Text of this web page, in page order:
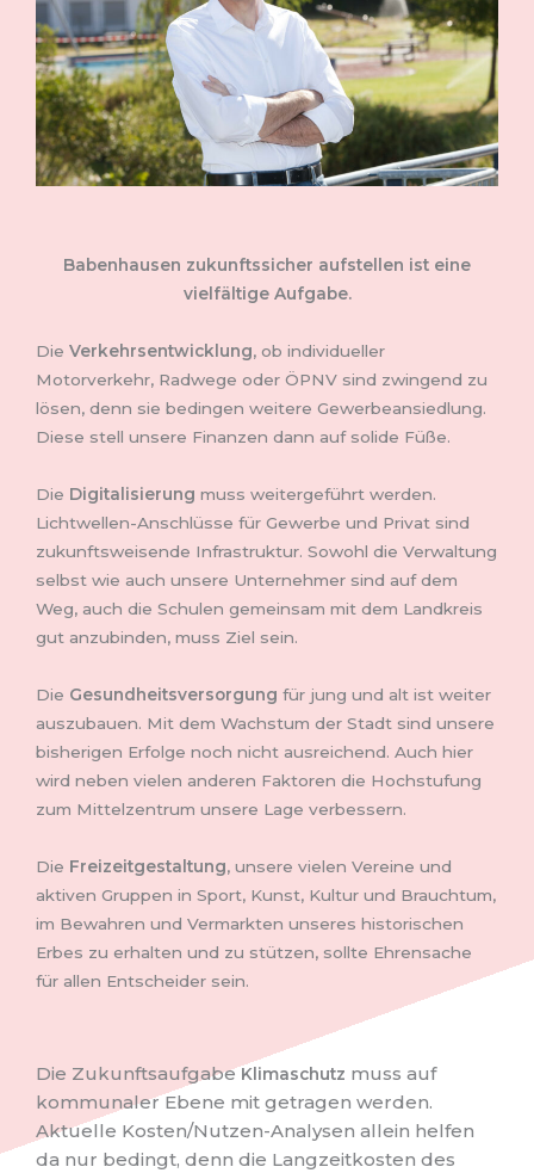
Babenhausen zukunftssicher aufstellen ist eine
vielfältige Aufgabe.
Die Verkehrsentwicklung, ob individueller
Motorverkehr, Radwege oder ÖPNV sind zwingend zu
lösen, denn sie bedingen weitere Gewerbeansiedlung.
Diese stell unsere Finanzen dann auf solide Füße.
Die Digitalisierung muss weitergeführt werden.
Lichtwellen-Anschlüsse für Gewerbe und Privat sind
zukunftsweisende Infrastruktur. Sowohl die Verwaltung
selbst wie auch unsere Unternehmer sind auf dem
Weg, auch die Schulen gemeinsam mit dem Landkreis
gut anzubinden, muss Ziel sein.
Die Gesundheitsversorgung für jung und alt ist weiter
auszubauen. Mit dem Wachstum der Stadt sind unsere
bisherigen Erfolge noch nicht ausreichend. Auch hier
wird neben vielen anderen Faktoren die Hochstufung
zum Mittelzentrum unsere Lage verbessern.
Die Freizeitgestaltung, unsere vielen Vereine und
aktiven Gruppen in Sport, Kunst, Kultur und Brauchtum,
im Bewahren und Vermarkten unseres historischen
Erbes zu erhalten und zu stützen, sollte Ehrensache
für allen Entscheider sein.
Die ZukunftsaufgabeKlimaschutz muss auf
kommunaler Ebene mit getragen werden.
Aktuelle Kosten/Nutzen-Analysen allein helfen
da nur bedingt, denn die Langzeitkosten des